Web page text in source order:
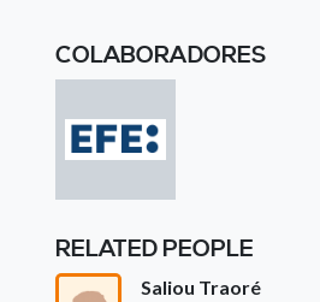
COLABORADORES
RELATED PEOPLE
Saliou Traoré